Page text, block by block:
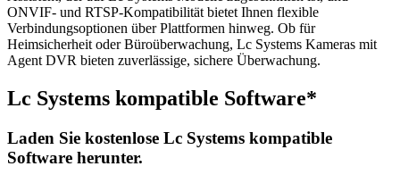
ONVIF- und RTSP-Kompatibilität bietet Ihnen flexible
Verbindungsoptionen über Plattformen hinweg. Ob für
Heimsicherheit oder Büroüberwachung, Lc Systems Kameras mit
Agent DVR bieten zuverlässige, sichere Überwachung.
Lc Systems kompatible Software*
Laden Sie kostenlose Lc Systems kompatible
Software herunter.